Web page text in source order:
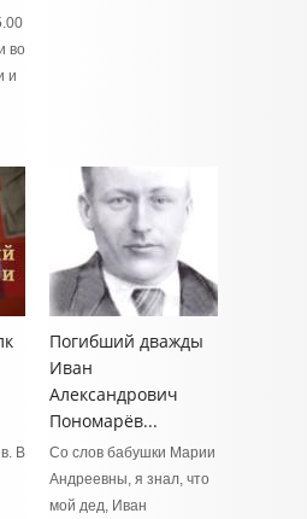
во
и
В
Погибший дважды
Иван
Александрович
Пономарёв...
Со слов бабушки Марии
Андреевны, я знал, что
мой дед, Иван